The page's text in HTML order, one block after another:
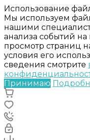
Использование
Мы используем
нашими
анализа событий
просмотр страниц
условия его
сведения смотрите
Принимаю